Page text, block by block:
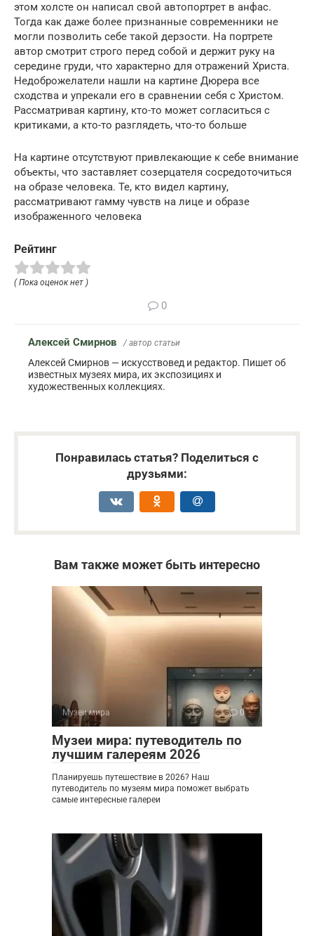
этом холсте он написал свой автопортрет в анфас.
Тогда как даже более признанные современники не
могли позволить себе такой дерзости. На портрете
автор смотрит строго перед собой и держит руку на
середине груди, что характерно для отражений Христа.
Недоброжелатели нашли на картине Дюрера все
сходства и упрекали его в сравнении себя с Христом.
Рассматривая картину, кто-то может согласиться с
критиками, а кто-то разглядеть, что-то больше
На картине отсутствуют привлекающие к себе внимание
объекты, что заставляет созерцателя сосредоточиться
на образе человека. Те, кто видел картину,
рассматривают гамму чувств на лице и образе
изображенного человека
Рейтинг
( Пока оценок нет )
0
Алексей Смирнов / автор статьи
Алексей Смирнов — искусствовед и редактор. Пишет об
известных музеях мира, их экспозициях и
художественных коллекциях.
Понравилась статья? Поделиться с
друзьями:
Вам также может быть интересно
Музеи мира 0
Музеи мира: путеводитель по
лучшим галереям 2026
Планируешь путешествие в 2026? Наш
путеводитель по музеям мира поможет выбрать
самые интересные галереи